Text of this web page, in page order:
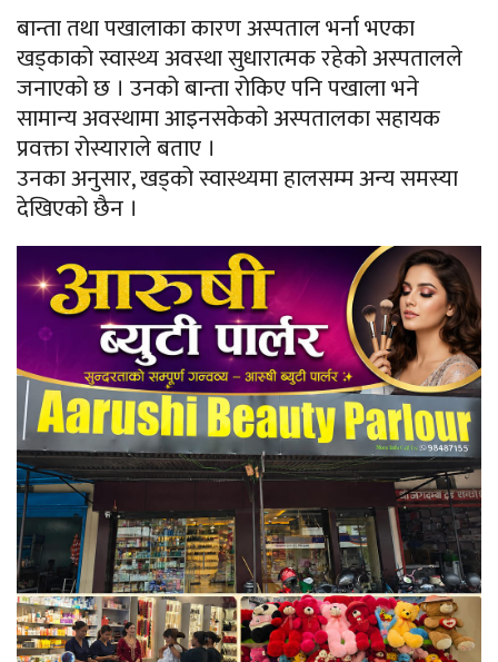
बान्ता तथा पखालाका कारण अस्पताल भर्ना भएका
खड्काको स्वास्थ्य अवस्था सुधारात्मक रहेको अस्पतालले
जनाएको छ । उनको बान्ता रोकिए पनि पखाला भने
सामान्य अवस्थामा आइनसकेको अस्पतालका सहायक
प्रवक्ता रोस्याराले बताए ।
उनका अनुसार, खड्को स्वास्थ्यमा हालसम्म अन्य समस्या
देखिएको छैन ।